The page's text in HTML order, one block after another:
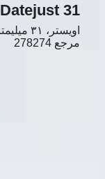
Datejust 31
اویستر، ۳۱ میلیمتری، اویستراستیل و طلای سفید
مرجع 278274